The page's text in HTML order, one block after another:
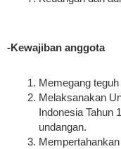
-Kewajiban anggota
Memegang
Melaksanakan
Indonesia Tahun
undangan.